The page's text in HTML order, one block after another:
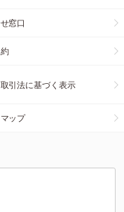
窓口
引法に基づく表示
ップ